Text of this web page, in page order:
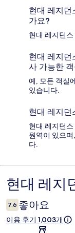
현대 레지던
가요?
현대 레지던
현대 레지던
사 가능한
예, 모든 객실
있습니다.
현대 레지던
현대 레지던
원역이 있으
다.
이
용
후
현대 레지
7.6 좋아요
이용 후기 1,003개